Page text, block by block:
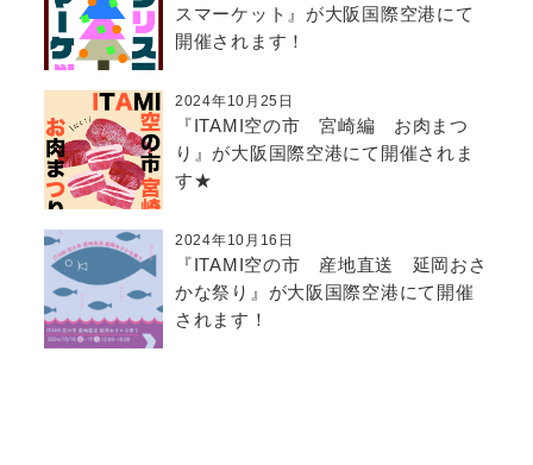
スマーケット』が大阪国際空港にて
開催されます！
2024年10月25日
『ITAMI空の市 宮崎編 お肉まつ
り』が大阪国際空港にて開催されま
す★
2024年10月16日
『ITAMI空の市 産地直送 延岡おさ
かな祭り』が大阪国際空港にて開催
されます！